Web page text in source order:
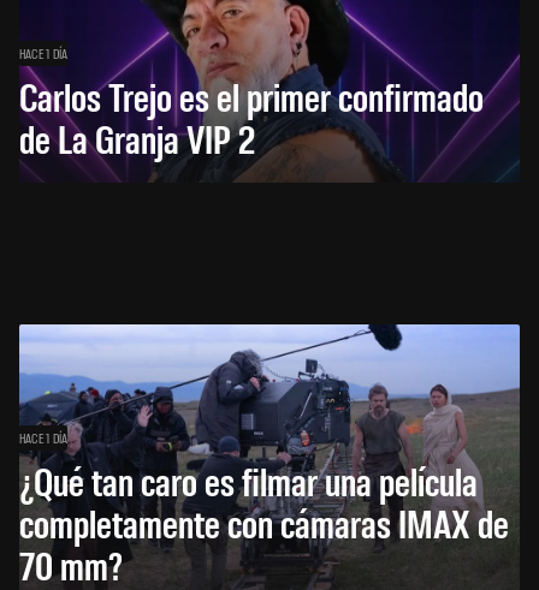
HACE 1 DÍA
Carlos Trejo es el primer confirmado
de La Granja VIP 2
HACE 1 DÍA
¿Qué tan caro es filmar una película
completamente con cámaras IMAX de
70 mm?